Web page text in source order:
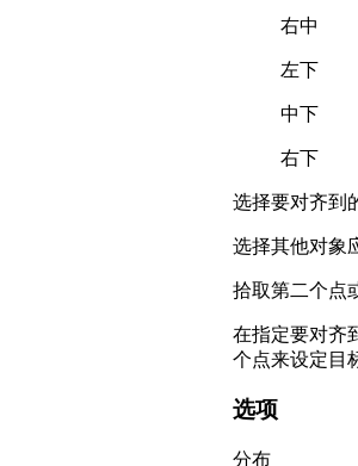
右中
左下
中下
右下
选择要对齐到
选择其他对象
拾取第二个点
在指定要对齐
个点来设定目
选项
分布